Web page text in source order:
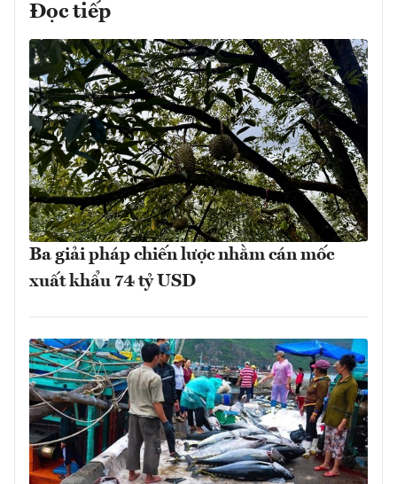
Đọc tiếp
Ba giải pháp chiến lược nhằm cán mốc
xuất khẩu 74 tỷ USD